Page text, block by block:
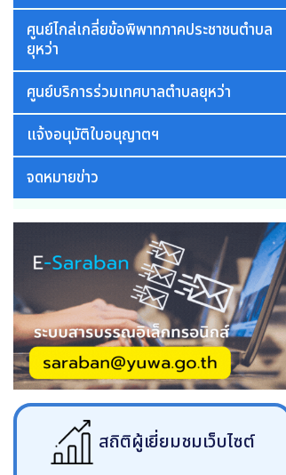
ศูนย์ไกล่เกลี่ยข้อพิพาทภาคประชาชนตำบล
ยุหว่า
ศูนย์บริการร่วมเทศบาลตำบลยุหว่า
แจ้งอนุมัติใบอนุญาตฯ
จดหมายข่าว
สถิติผู้เยี่ยมชมเว็บไซต์